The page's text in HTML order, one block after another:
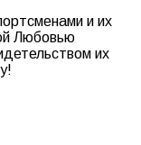
и их
Любовью
их